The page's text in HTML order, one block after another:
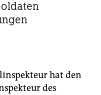
hat den
des